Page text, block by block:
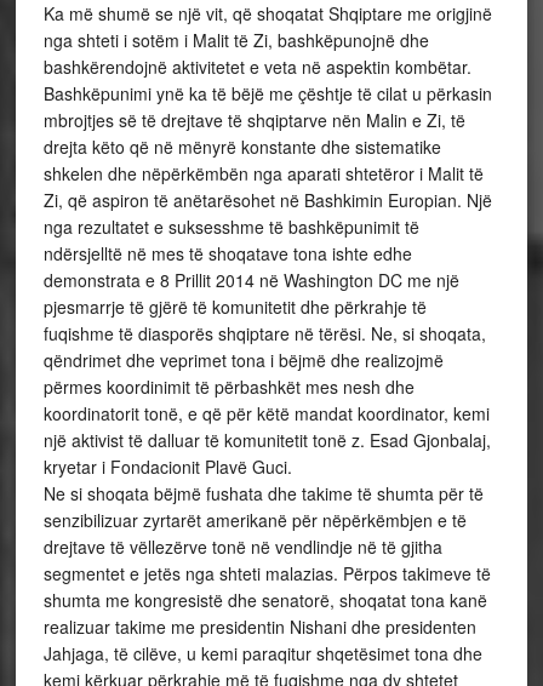
Ka më shumë se një vit, që shoqatat Shqiptare me origjinë
nga shteti i sotëm i Malit të Zi, bashkëpunojnë dhe
bashkërendojnë aktivitetet e veta në aspektin kombëtar.
Bashkëpunimi ynë ka të bëjë me çështje të cilat u përkasin
mbrojtjes së të drejtave të shqiptarve nën Malin e Zi, të
drejta këto që në mënyrë konstante dhe sistematike
shkelen dhe nëpërkëmbën nga aparati shtetëror i Malit të
Zi, që aspiron të anëtarësohet në Bashkimin Europian. Një
nga rezultatet e suksesshme të bashkëpunimit të
ndërsjelltë në mes të shoqatave tona ishte edhe
demonstrata e 8 Prillit 2014 në Washington DC me një
pjesmarrje të gjërë të komunitetit dhe përkrahje të
fuqishme të diasporës shqiptare në tërësi. Ne, si shoqata,
qëndrimet dhe veprimet tona i bëjmë dhe realizojmë
përmes koordinimit të përbashkët mes nesh dhe
koordinatorit tonë, e që për këtë mandat koordinator, kemi
një aktivist të dalluar të komunitetit tonë z. Esad Gjonbalaj,
kryetar i Fondacionit Plavë Guci.
Ne si shoqata bëjmë fushata dhe takime të shumta për të
senzibilizuar zyrtarët amerikanë për nëpërkëmbjen e të
drejtave të vëllezërve tonë në vendlindje në të gjitha
segmentet e jetës nga shteti malazias. Përpos takimeve të
shumta me kongresistë dhe senatorë, shoqatat tona kanë
realizuar takime me presidentin Nishani dhe presidenten
Jahjaga, të cilëve, u kemi paraqitur shqetësimet tona dhe
kemi kërkuar përkrahje më të fuqishme nga dy shtetet